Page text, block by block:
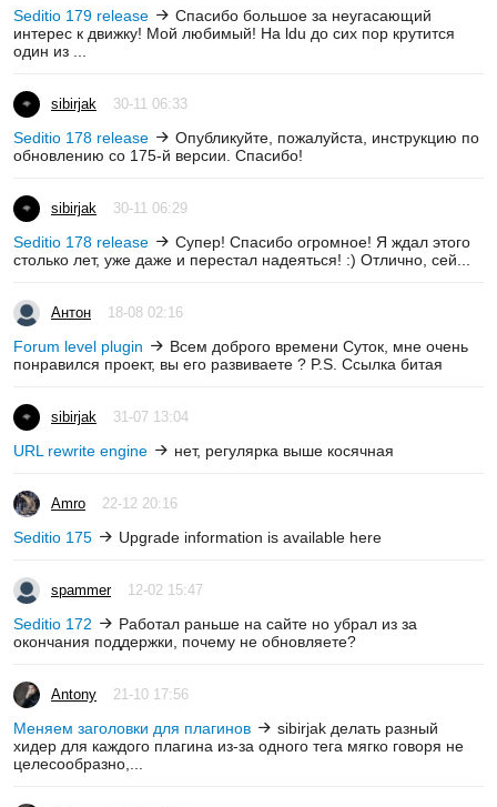
Seditio 179 release
Спасибо большое за неугасающий
интерес к движку! Мой любимый! На ldu до сих пор крутится
один из ...
sibirjak 30-11 06:33
Seditio 178 release
Опубликуйте, пожалуйста, инструкцию по
обновлению со 175-й версии. Спасибо!
sibirjak 30-11 06:29
Seditio 178 release
Супер! Спасибо огромное! Я ждал этого
столько лет, уже даже и перестал надеяться! :) Отлично, сей...
Антон 18-08 02:16
Forum level plugin
Всем доброго времени Суток, мне очень
понравился проект, вы его развиваете ? P.S. Ссылка битая
sibirjak 31-07 13:04
URL rewrite engine нет, регулярка выше косячная
Amro 22-12 20:16
Seditio 175 Upgrade information is available here
spammer 12-02 15:47
Seditio 172
Работал раньше на сайте но убрал из за
окончания поддержки, почему не обновляете?
Antony 21-10 17:56
Меняем заголовки для плагинов
sibirjak делать разный
хидер для каждого плагина из-за одного тега мягко говоря не
целесообразно,...